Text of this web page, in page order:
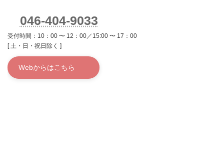
046-404-9033
受付時間：10：00 〜 12：00／15:00 〜 17：00
[ 土・日・祝日除く ]
Webからはこちら